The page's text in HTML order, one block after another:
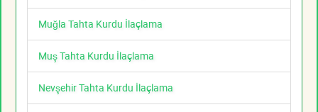
Muğla Tahta Kurdu İlaçlama
Muş Tahta Kurdu İlaçlama
Nevşehir Tahta Kurdu İlaçlama